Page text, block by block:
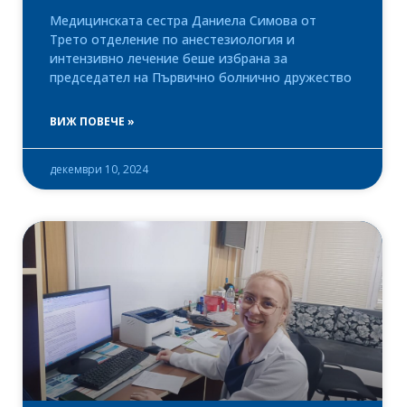
Медицинската сестра Даниела Симова от
Трето отделение по анестезиология и
интензивно лечение беше избрана за
председател на Първично болнично дружество
ВИЖ ПОВЕЧЕ »
декември 10, 2024